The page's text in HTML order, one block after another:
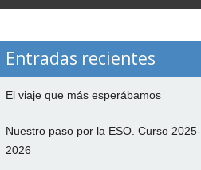
Entradas recientes
El viaje que más esperábamos
Nuestro paso por la ESO. Curso 2025-
2026